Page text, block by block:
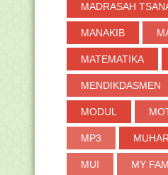
MADRASAH
MANAKIB
MATEMATIKA
MENDIKDASMEN
MODUL
MP3
MUI MY